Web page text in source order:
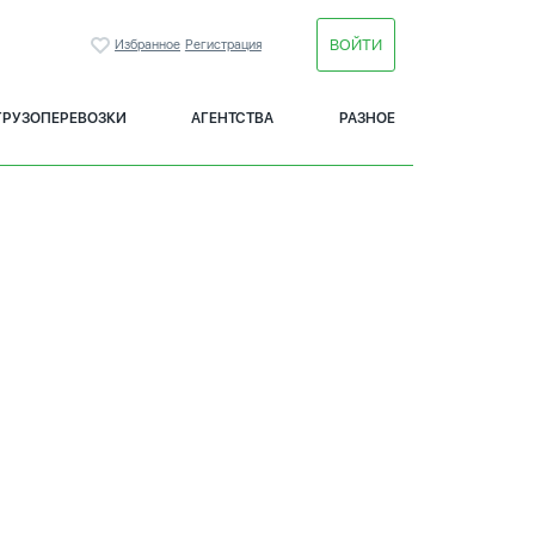
Избранное Регистрация ВОЙТИ
АГЕНТСТВА РАЗНОЕ